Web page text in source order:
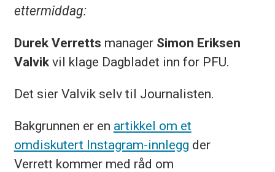
ettermiddag:
Durek Verretts manager Simon Eriksen
Valvik vil klage Dagbladet inn for PFU.
Det sier Valvik selv til Journalisten.
Bakgrunnen er en artikkel om et
omdiskutert Instagram-innlegg der
Verrett kommer med råd om